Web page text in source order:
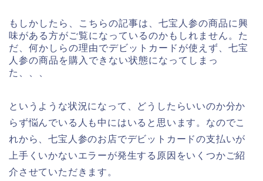
もしかしたら、こちらの記事は、七宝人参の商品に興
味がある方がご覧になっているのかもしれません。た
だ、何かしらの理由でデビットカードが使えず、七宝
人参の商品を購入できない状態になってしまっ
た、、、
というような状況になって、どうしたらいいのか分か
らず悩んでいる人も中にはいると思います。なのでこ
れから、七宝人参のお店でデビットカードの支払いが
上手くいかないエラーが発生する原因をいくつかご紹
介させていただきます。